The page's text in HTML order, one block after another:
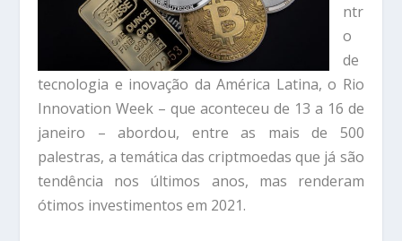
ntr
o
de
tecnologia e inovação da América Latina, o Rio
Innovation Week – que aconteceu de 13 a 16 de
janeiro – abordou, entre as mais de 500
palestras, a temática das criptmoedas que já são
tendência nos últimos anos, mas renderam
ótimos investimentos em 2021.